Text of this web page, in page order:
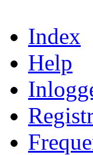
Index
Help